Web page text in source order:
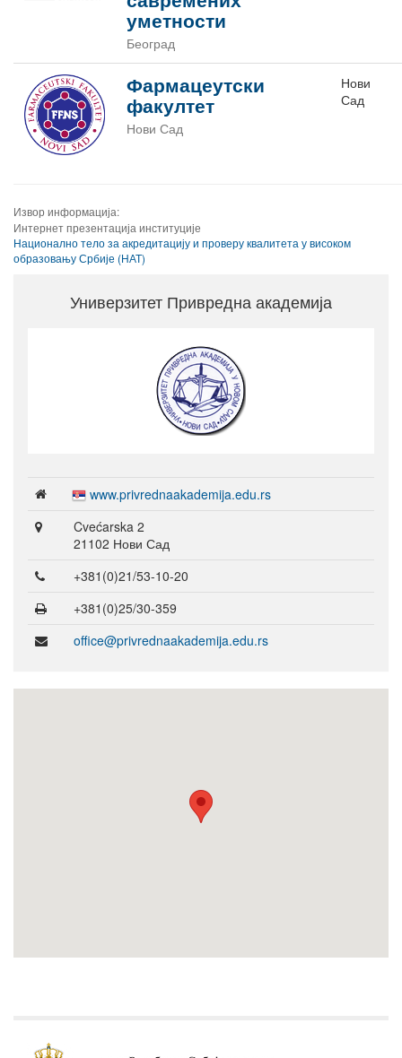
уметности
Београд
Фармацеутски
факултет
Нови Сад
Нови
Сад
Извор информација:
Интернет презентација институције
​Национално тело за акредитацију и проверу квалитета у високом
образовању Србије (НАТ)
Универзитет Привредна академија
www.privrednaakademija.edu.rs
Cvećarska 2
21102 Нови Сад
+381(0)21/53-10-20
+381(0)25/30-359
office@privrednaakademija.edu.rs